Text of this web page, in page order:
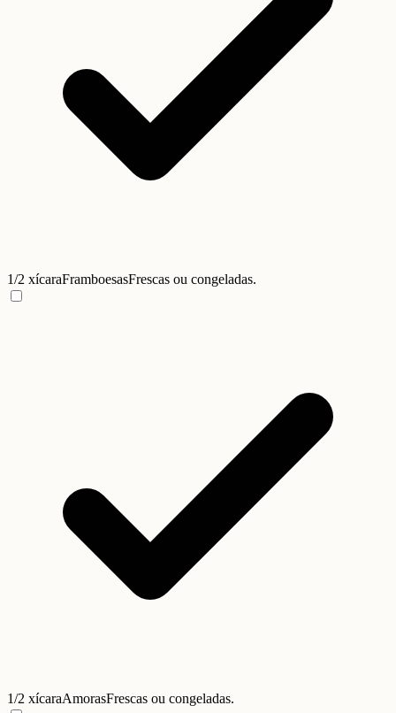
1/2 xícaraFramboesasFrescas ou congeladas.
1/2 xícaraAmorasFrescas ou congeladas.